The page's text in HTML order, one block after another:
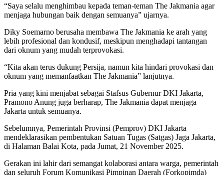
“Saya selalu menghimbau kepada teman-teman The Jakmania agar
menjaga hubungan baik dengan semuanya” ujarnya.
Diky Soemarno berusaha membawa The Jakmania ke arah yang
lebih profesional dan kondusif, meskipun menghadapi tantangan
dari oknum yang mudah terprovokasi.
“Kita akan terus dukung Persija, namun kita hindari provokasi dan
oknum yang memanfaatkan The Jakmania” lanjutnya.
Pria yang kini menjabat sebagai Stafsus Gubernur DKI Jakarta,
Pramono Anung juga berharap, The Jakmania dapat menjaga
Jakarta untuk semuanya.
Sebelumnya, Pemerintah Provinsi (Pemprov) DKI Jakarta
mendeklarasikan pembentukan Satuan Tugas (Satgas) Jaga Jakarta,
di Halaman Balai Kota, pada Jumat, 21 November 2025.
Gerakan ini lahir dari semangat kolaborasi antara warga, pemerintah
dan seluruh Forum Komunikasi Pimpinan Daerah (Forkopimda)